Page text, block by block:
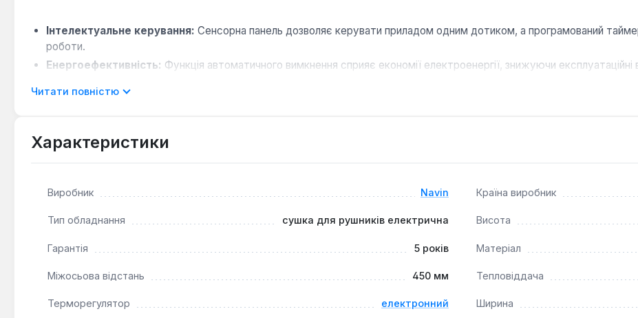
Інтелектуальне керування: Сенсорна панель дозволяє керувати приладом одним дотиком, а програмований
роботи.
Енергоефективність: Функція автоматичного вимкнення сприяє економії електроенергії, знижуючи експлуатаційні
Рушникосушка Navin Stugna 480х800 Sensor є відмінним вибором для сучасних ванних кімнат, де цінується поєднання
Вона підходить для сімей, які прагнуть забезпечити собі комфорт та гігієну, маючи завжди теплі та сухі рушники.
Читати повністю
Характеристики
Виробник Navin Країна виробник
Тип обладнання сушка для рушників електрична Висота
Гарантія 5 років Матеріал
Міжосьова відстань 450 мм Тепловіддача
Терморегулятор електронний Ширина